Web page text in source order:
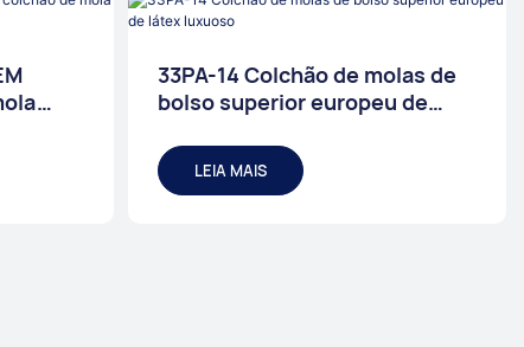
33PA-14 Colchão de molas de
bolso superior europeu de
LEIA MAIS